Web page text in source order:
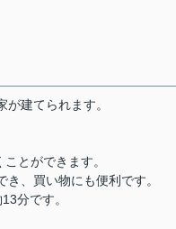
建てられます。
とができます。
、買い物にも便利です。
分です。